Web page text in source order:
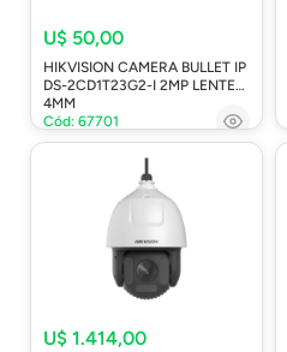
U$ 50,00
HIKVISION CAMERA BULLET IP
DS-2CD1T23G2-I 2MP LENTE
4MM
Cód: 67701
U$ 1.414,00